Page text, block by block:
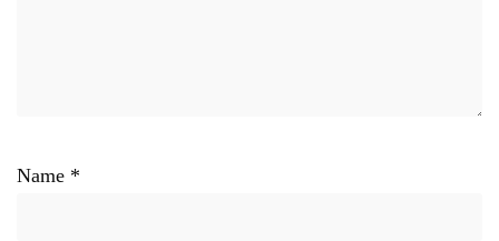
Name *